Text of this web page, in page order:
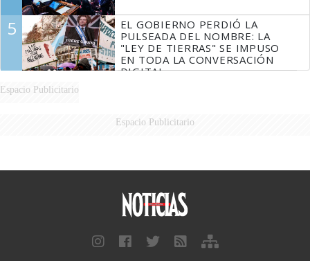
5
EL GOBIERNO PERDIÓ LA
PULSEADA DEL NOMBRE: LA
"LEY DE TIERRAS" SE IMPUSO
EN TODA LA CONVERSACIÓN
DIGITAL
Espacio Publicitario
Espacio Publicitario